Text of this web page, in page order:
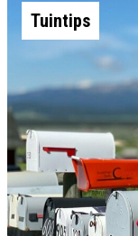
Tuintips